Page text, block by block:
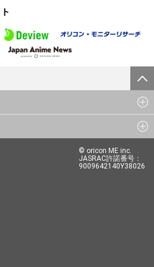
© oricon ME inc.
JASRAC許諾番号：
9009642140Y38026